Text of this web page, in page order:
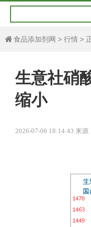
 食品添加剂网 > 行情 >
生意社硝
缩小
2026-07-06 18:14:43 来源